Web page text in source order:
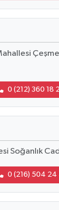
0 (212) 360 18
Soğanlık
0 (216) 504 24